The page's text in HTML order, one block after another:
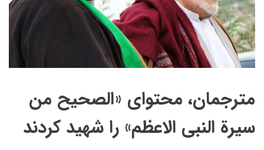
مترجمان، محتوای «الصحیح من
سیرة النبی الاعظم» را شهید کردند